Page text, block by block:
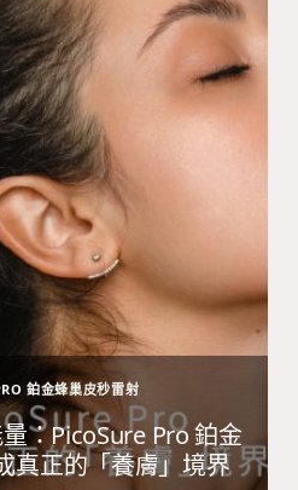
鉑金蜂巢皮秒雷射
：PicoSure Pro 鉑金
真正的「養膚」境界